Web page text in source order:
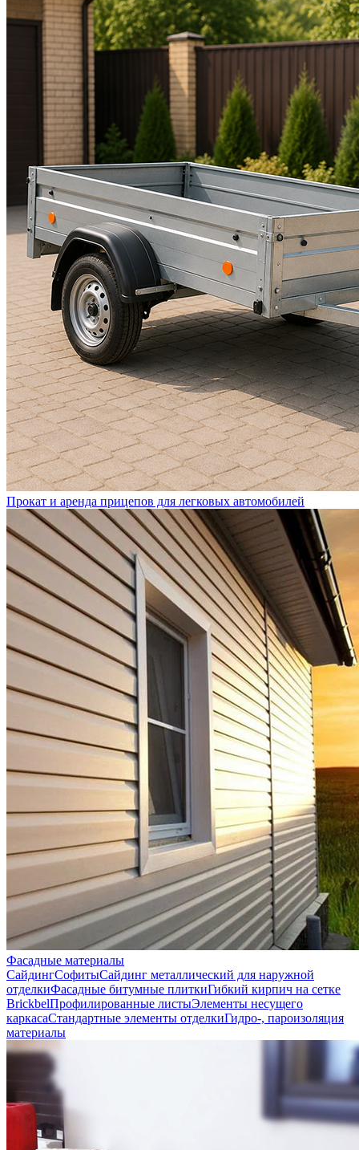
Прокат и аренда прицепов для легковых автомобилей
Фасадные материалы
СайдингСофитыСайдинг металлический для наружной
отделкиФасадные битумные плиткиГибкий кирпич на сетке
BrickbelПрофилированные листыЭлементы несущего
каркасаСтандартные элементы отделкиГидро-, пароизоляция
материалы